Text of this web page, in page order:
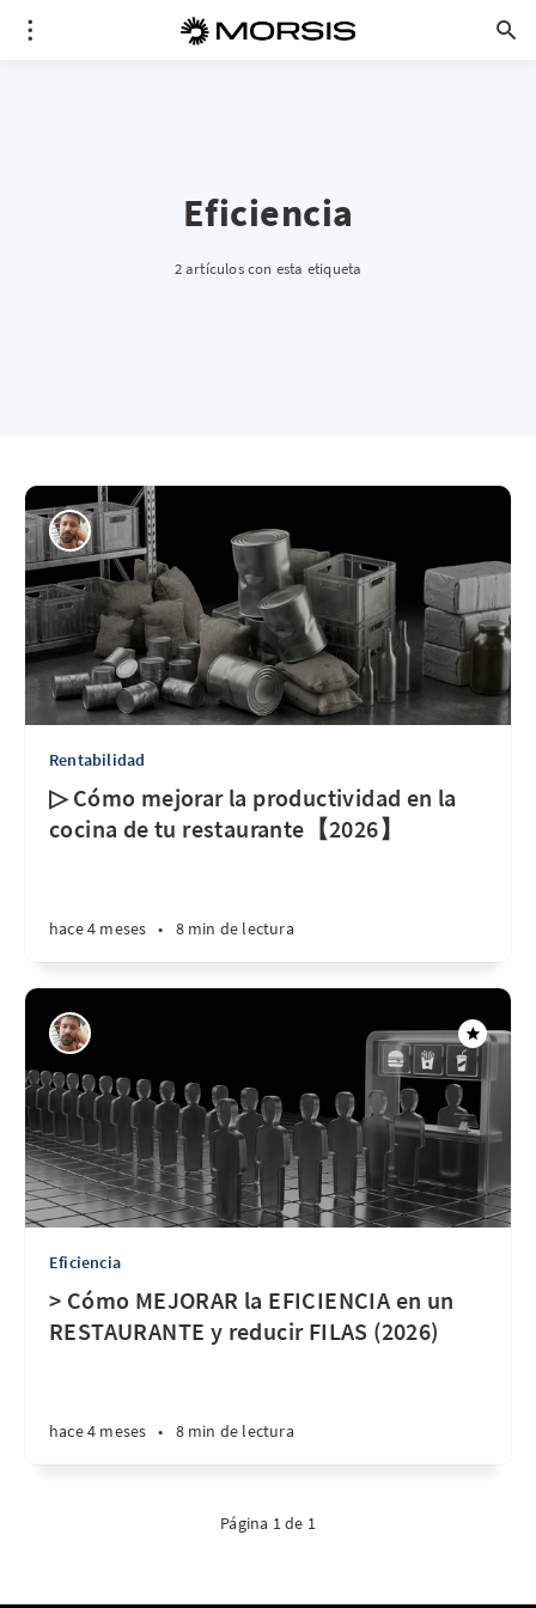
Eficiencia
2 artículos con esta etiqueta
Rentabilidad
▷ Cómo mejorar la productividad en la
cocina de tu restaurante【2026】
hace 4 meses • 8 min de lectura
Eficiencia
> Cómo MEJORAR la EFICIENCIA en un
RESTAURANTE y reducir FILAS (2026)
hace 4 meses • 8 min de lectura
Página 1 de 1